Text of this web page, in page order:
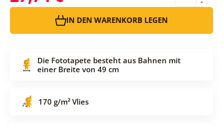
IN DEN WARENKORB LEGEN
Die Fototapete besteht aus Bahnen mit
einer Breite von 49 cm
170 g/m² Vlies